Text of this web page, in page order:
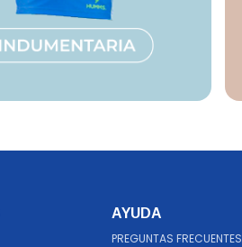
AYUDA
PREGUNTAS FRECUENTES